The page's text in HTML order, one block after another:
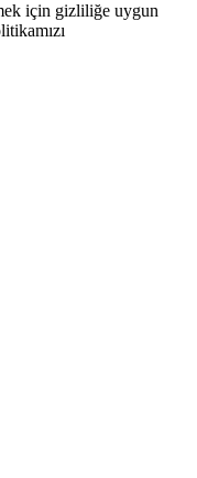
için gizliliğe uygun